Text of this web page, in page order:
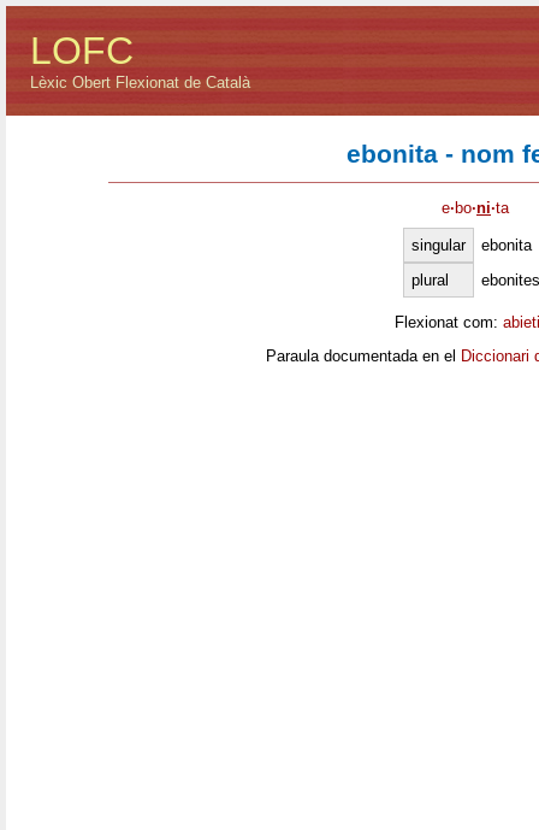
LOFC
Lèxic Obert Flexionat de Català
ebonita - nom
e· bo·ni·ta
singular
ebonita
plural
ebonites
Flexionat com:
Paraula documentada en el Diccionari